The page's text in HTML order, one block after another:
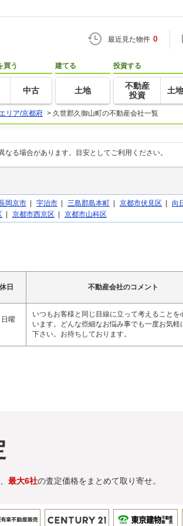
最近見た物件 0
買う
中古
建てる
土地
投資する
不動産
投資
土
リア/京都府 > 久世郡久御山町の不動産会社一覧
る場合があります。目安としてご利用ください。
岡京市 | 宇治市 | 三島郡島本町 | 京都市伏見区 | 向
| 京都市西京区 | 京都市山科区
日 不動産会社のコメント
曜
いつもお客様と同じ目線に立って考えることを
います。どんな些細なお悩み事でも一度お気軽
下さい。お待ちしております。
最大6社の査定価格をまとめて取り寄せ。